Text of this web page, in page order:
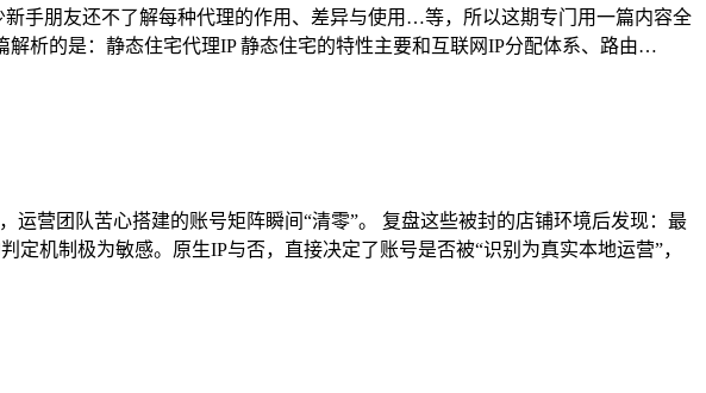
手朋友还不了解每种代理的作用、差异与使用…等，所以这期专门用一篇内容全
析的是：静态住宅代理IP 静态住宅的特性主要和互联网IP分配体系、路由…
营团队苦心搭建的账号矩阵瞬间“清零”。 复盘这些被封的店铺环境后发现：最
机制极为敏感。原生IP与否，直接决定了账号是否被“识别为真实本地运营”，